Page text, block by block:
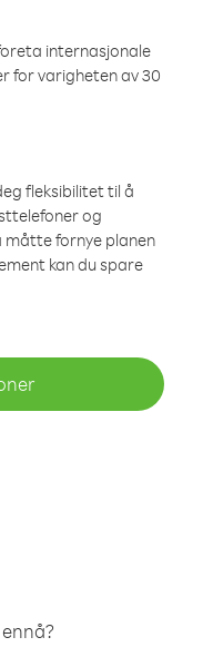
internasjonale
for varigheten av 30
fleksibilitet til å
og
måtte fornye planen
kan du spare